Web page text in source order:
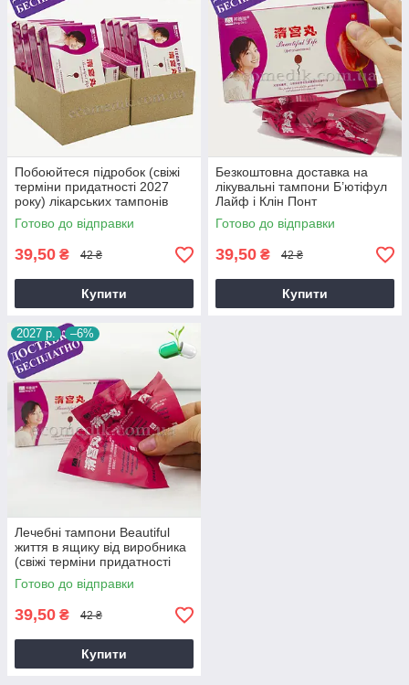
Побоюйтеся підробок (свіжі
терміни придатності 2027
року) лікарських тампонів
Clean Point і Beautiful Life
Готово до відправки
39,50 ₴ 42 ₴
Купити
Безкоштовна доставка на
лікувальні тампони Б’ютіфул
Лайф і Клін Понт
Готово до відправки
39,50 ₴ 42 ₴
Купити
2027 р. –6%
Лечебні тампони Beautiful
життя в ящику від виробника
(свіжі терміни придатності
2027 року)
Готово до відправки
39,50 ₴ 42 ₴
Купити